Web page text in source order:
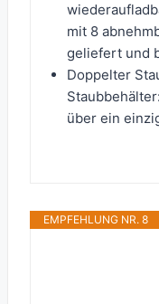
mit 8
geliefert und
Doppelter
über ein
EMPFEHLUNG NR. 8